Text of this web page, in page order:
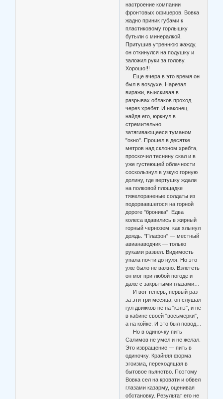
настроение компании
фронтовых офицеров. Вовка
жадно приник губами к
пластиковому горлышку
бутыли с минералкой.
Притушив утреннюю жажду,
он откинулся на подушку и
заложил руки за голову.
Хорошо!!!
Еще вчера в это время он
был в воздухе. Нарезал
виражи, выискивая в
разрывах облаков проход
через хребет. И наконец,
найдя его, юркнул в
стремительно
затягивающееся туманом
"окно". Прошел в десятке
метров над склоном хребта,
проскочил теснину скал и в
уже густеющей облачности
соскользнул в узкую горную
долину, где вертушку ждали
на полковой площадке
тяжелораненые солдаты из
подорвавшегося на горной
дороге "броника". Едва
колеса вдавились в жирный
горный чернозем, как хлынул
дождь. "Плафон" — местный
авианаводчик — только
руками развел. Видимость
упала почти до нуля. Но это
уже было не важно. Взлететь
он мог при любой погоде и
даже с закрытыми глазами…
И вот теперь, первый раз
за эти три месяца, он слушал
гул движков не на "кэпэ", и не
в кабине своей "восьмерки",
а на койке. И это был повод…
Но в одиночку пить
Салимов не умел и не желал.
Это извращение — пить в
одиночку. Крайняя форма
эгоизма, переходящая в
бытовое пьянство. Поэтому
Вовка сел на кровати и обвел
глазами казарму, оценивая
обстановку. Результат его не